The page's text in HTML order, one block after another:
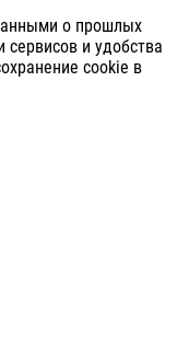
о прошлых
и удобства
cookie в